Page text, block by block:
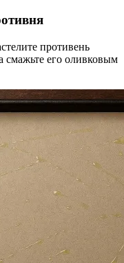
противень
смажьте его оливковым